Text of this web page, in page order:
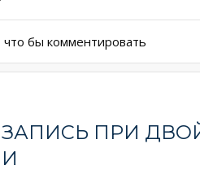
что бы комментировать
ПРИ